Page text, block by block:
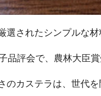
選されたシンプルな
品評会で、農林大臣
のカステラは、世代